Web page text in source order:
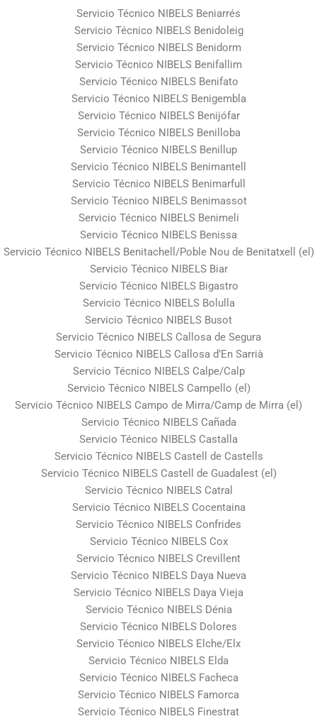
Servicio Técnico NIBELS Beniarrés
Servicio Técnico NIBELS Benidoleig
Servicio Técnico NIBELS Benidorm
Servicio Técnico NIBELS Benifallim
Servicio Técnico NIBELS Benifato
Servicio Técnico NIBELS Benigembla
Servicio Técnico NIBELS Benijófar
Servicio Técnico NIBELS Benilloba
Servicio Técnico NIBELS Benillup
Servicio Técnico NIBELS Benimantell
Servicio Técnico NIBELS Benimarfull
Servicio Técnico NIBELS Benimassot
Servicio Técnico NIBELS Benimeli
Servicio Técnico NIBELS Benissa
Servicio Técnico NIBELS Benitachell/Poble Nou de Benitatxell (el)
Servicio Técnico NIBELS Biar
Servicio Técnico NIBELS Bigastro
Servicio Técnico NIBELS Bolulla
Servicio Técnico NIBELS Busot
Servicio Técnico NIBELS Callosa de Segura
Servicio Técnico NIBELS Callosa d’En Sarrià
Servicio Técnico NIBELS Calpe/Calp
Servicio Técnico NIBELS Campello (el)
Servicio Técnico NIBELS Campo de Mirra/Camp de Mirra (el)
Servicio Técnico NIBELS Cañada
Servicio Técnico NIBELS Castalla
Servicio Técnico NIBELS Castell de Castells
Servicio Técnico NIBELS Castell de Guadalest (el)
Servicio Técnico NIBELS Catral
Servicio Técnico NIBELS Cocentaina
Servicio Técnico NIBELS Confrides
Servicio Técnico NIBELS Cox
Servicio Técnico NIBELS Crevillent
Servicio Técnico NIBELS Daya Nueva
Servicio Técnico NIBELS Daya Vieja
Servicio Técnico NIBELS Dénia
Servicio Técnico NIBELS Dolores
Servicio Técnico NIBELS Elche/Elx
Servicio Técnico NIBELS Elda
Servicio Técnico NIBELS Facheca
Servicio Técnico NIBELS Famorca
Servicio Técnico NIBELS Finestrat